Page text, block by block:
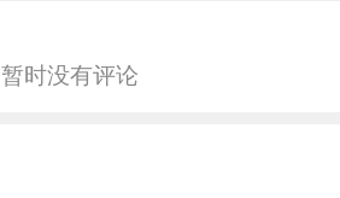
暂时没有评论